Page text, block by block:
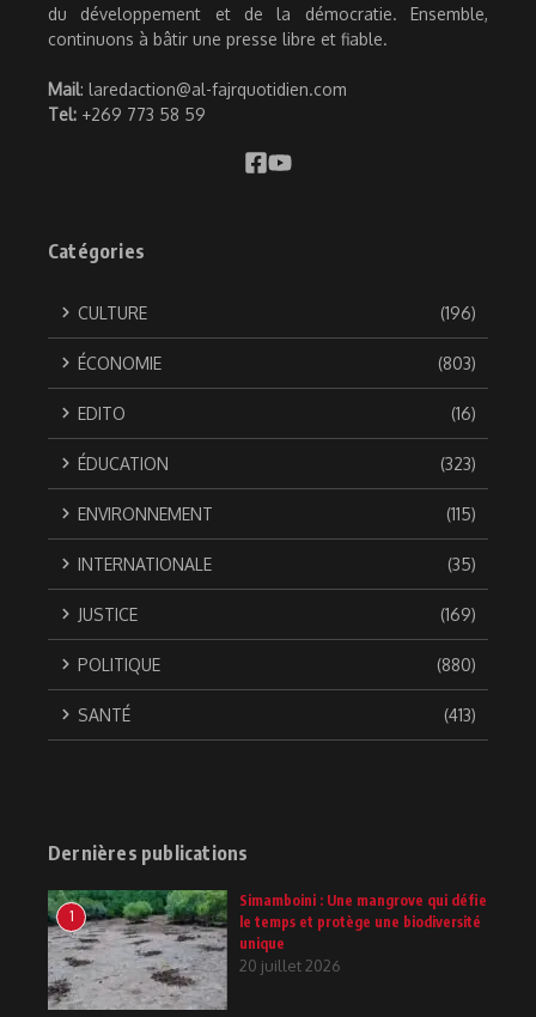
du développement et de la démocratie. Ensemble,
continuons à bâtir une presse libre et fiable.
Mail: laredaction@al-fajrquotidien.com
Tel: +269 773 58 59
Catégories
CULTURE (196)
ÉCONOMIE (803)
EDITO (16)
ÉDUCATION (323)
ENVIRONNEMENT (115)
INTERNATIONALE (35)
JUSTICE (169)
POLITIQUE (880)
SANTÉ (413)
Dernières publications
1
Simamboini : Une mangrove qui défie
le temps et protège une biodiversité
unique
20 juillet 2026